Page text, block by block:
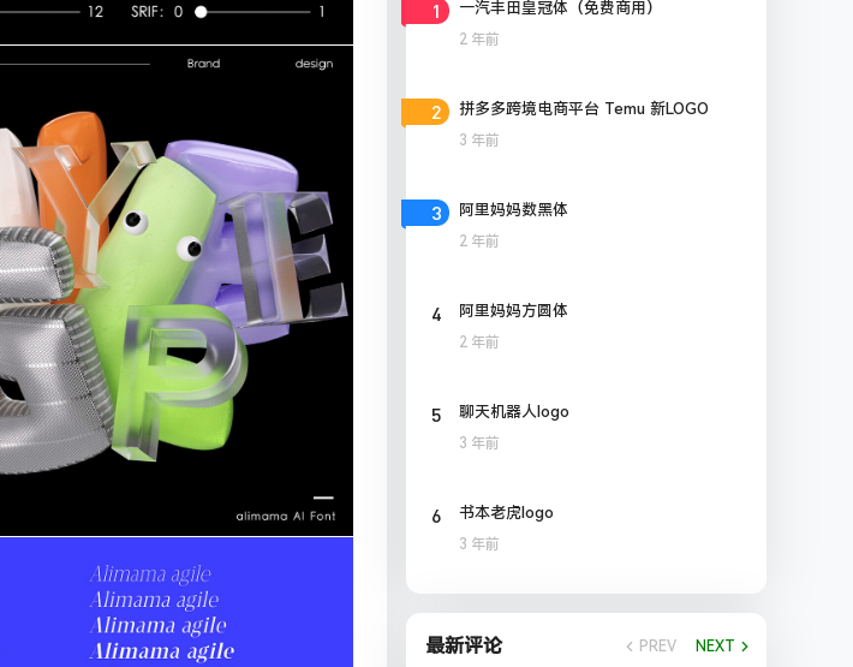
1 一汽丰田皇冠体（免费商用）
2 年前
2 拼多多跨境电商平台 Temu 新LOGO
3 年前
3 阿里妈妈数黑体
2 年前
4 阿里妈妈方圆体
2 年前
5 聊天机器人logo
3 年前
6 书本老虎logo
3 年前
最新评论 PREV NEXT